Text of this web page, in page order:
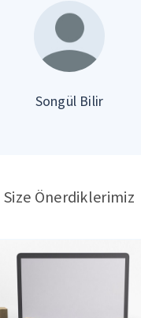
Songül Bilir
Size Önerdiklerimiz